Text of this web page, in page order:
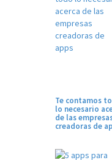
Te contamos
lo necesario
de las
creadoras de